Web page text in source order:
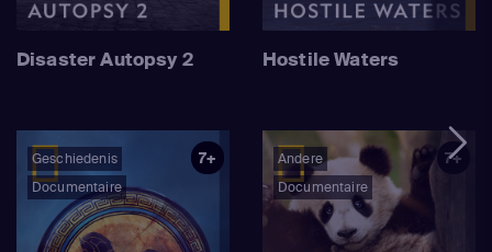
Disaster Autopsy 2 Hostile Waters
Geschiedenis
Documentaire
7+
Andere
Documentaire
7+